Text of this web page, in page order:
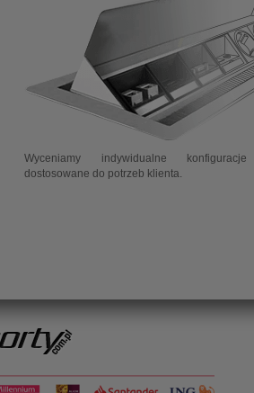
Wyceniamy indywidualne konfiguracje
dostosowane do potrzeb klienta.